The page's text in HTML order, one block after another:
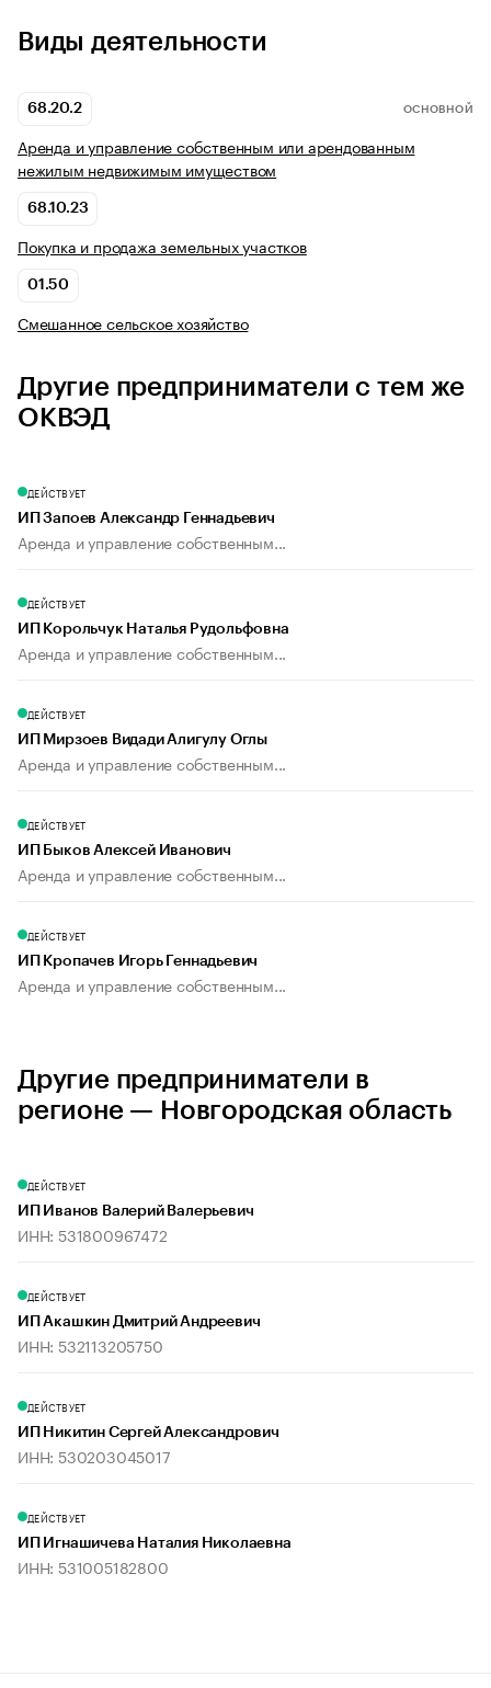
Виды деятельности
68.20.2 ОСНОВНОЙ
Аренда и управление собственным или арендованным
нежилым недвижимым имуществом
68.10.23
Покупка и продажа земельных участков
01.50
Смешанное сельское хозяйство
Другие предприниматели с тем же
ОКВЭД
ДЕЙСТВУЕТ
ИП Запоев Александр Геннадьевич
Аренда и управление собственным...
ДЕЙСТВУЕТ
ИП Корольчук Наталья Рудольфовна
Аренда и управление собственным...
ДЕЙСТВУЕТ
ИП Мирзоев Видади Алигулу Оглы
Аренда и управление собственным...
ДЕЙСТВУЕТ
ИП Быков Алексей Иванович
Аренда и управление собственным...
ДЕЙСТВУЕТ
ИП Кропачев Игорь Геннадьевич
Аренда и управление собственным...
Другие предприниматели в
регионе — Новгородская область
ДЕЙСТВУЕТ
ИП Иванов Валерий Валерьевич
ИНН: 531800967472
ДЕЙСТВУЕТ
ИП Акашкин Дмитрий Андреевич
ИНН: 532113205750
ДЕЙСТВУЕТ
ИП Никитин Сергей Александрович
ИНН: 530203045017
ДЕЙСТВУЕТ
ИП Игнашичева Наталия Николаевна
ИНН: 531005182800